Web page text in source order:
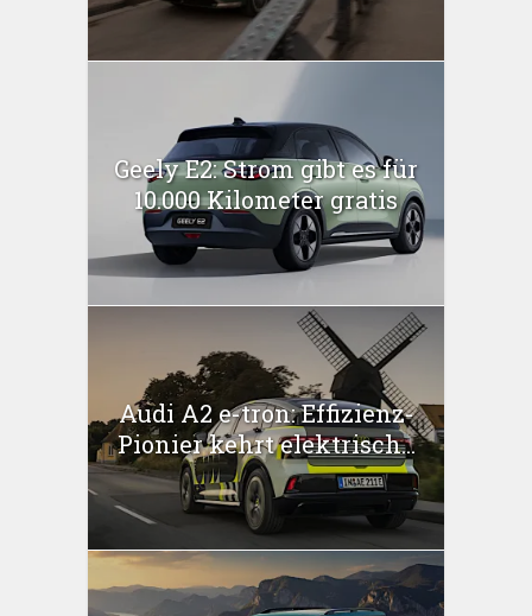
Geely E2: Strom gibt es für
10.000 Kilometer gratis
Audi A2 e-tron: Effizienz-
Pionier kehrt elektrisch...